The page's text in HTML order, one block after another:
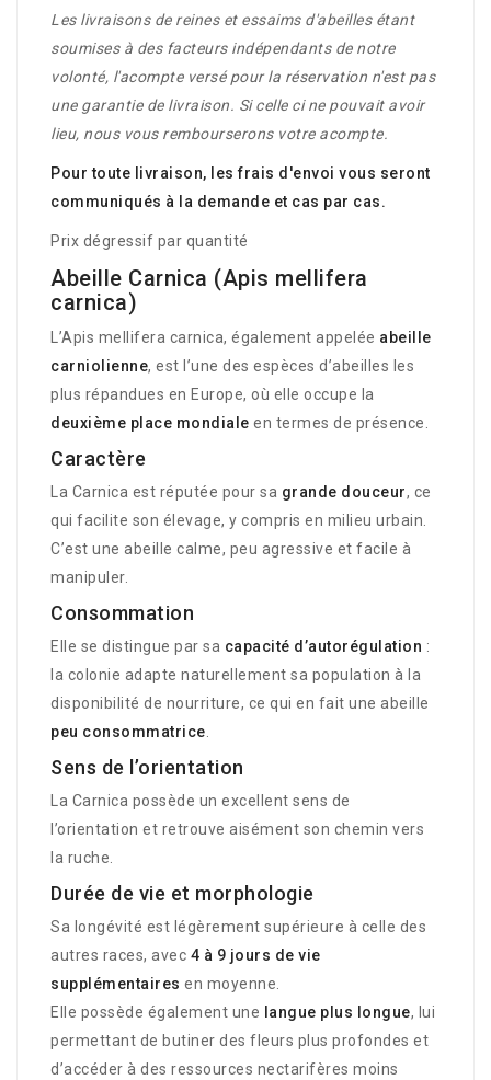
Les livraisons de reines et essaims d'abeilles étant
soumises à des facteurs indépendants de notre
volonté, l'acompte versé pour la réservation n'est pas
une garantie de livraison. Si celle ci ne pouvait avoir
lieu, nous vous rembourserons votre acompte.
Pour toute livraison, les frais d'envoi vous seront
communiqués à la demande et cas par cas.
Prix dégressif par quantité
Abeille Carnica (Apis mellifera
carnica)
L’Apis mellifera carnica, également appelée abeille
carniolienne, est l’une des espèces d’abeilles les
plus répandues en Europe, où elle occupe la
deuxième place mondiale en termes de présence.
Caractère
La Carnica est réputée pour sa grande douceur, ce
qui facilite son élevage, y compris en milieu urbain.
C’est une abeille calme, peu agressive et facile à
manipuler.
Consommation
Elle se distingue par sa capacité d’autorégulation :
la colonie adapte naturellement sa population à la
disponibilité de nourriture, ce qui en fait une abeille
peu consommatrice
Sens de l’orientation
La Carnica possède un excellent sens de
l’orientation et retrouve aisément son chemin vers
la ruche.
Durée de vie et morphologie
Sa longévité est légèrement supérieure à celle des
autres races, avec 4 à 9 jours de vie
supplémentaires en moyenne.
Elle possède également une
langue plus longue, lui
permettant de butiner des fleurs plus profondes et
d’accéder à des ressources nectarifères moins